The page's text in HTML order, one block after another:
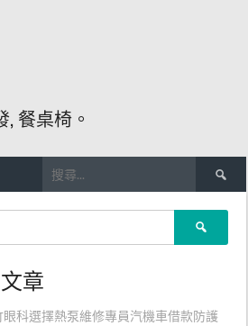
餐桌椅。
尋
關
鍵
章
眼科選擇熱泵維修專員汽機車借款防護